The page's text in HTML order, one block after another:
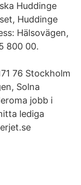
Huddinge
Huddinge
Hälsovägen,
800 00.
76 Stockholm
Solna
jobb i
lediga